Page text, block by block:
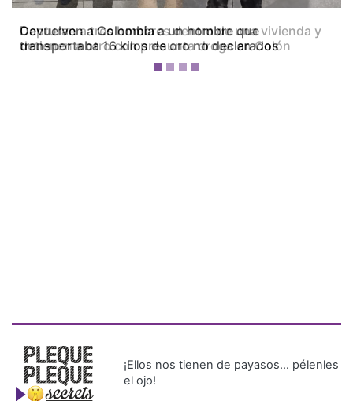
Capturan a tres hombres dentro de una vivienda y
detienen a otro con presunta droga en Colón
¡Ellos nos tienen de payasos… pélenles
el ojo!